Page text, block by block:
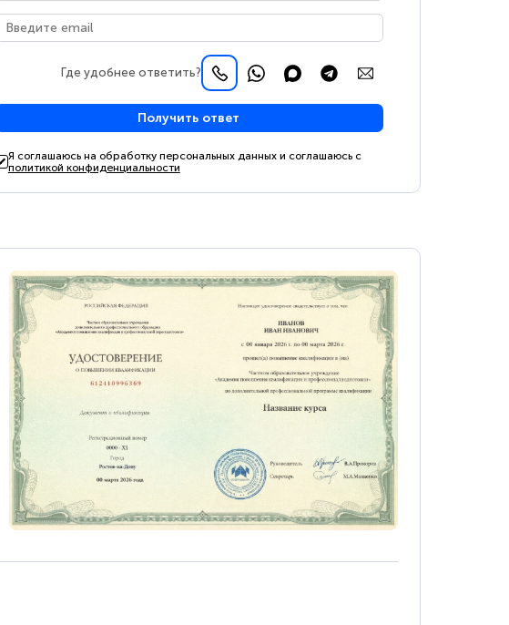
Где удобнее ответить?
Получить ответ
Я соглашаюсь на обработку персональных данных и соглашаюсь с
политикой конфиденциальности